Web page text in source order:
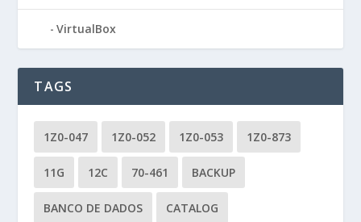
VirtualBox
TAGS
1Z0-047 1Z0-052 1Z0-053 1Z0-873
11G 12C 70-461 BACKUP
BANCO DE DADOS CATALOG